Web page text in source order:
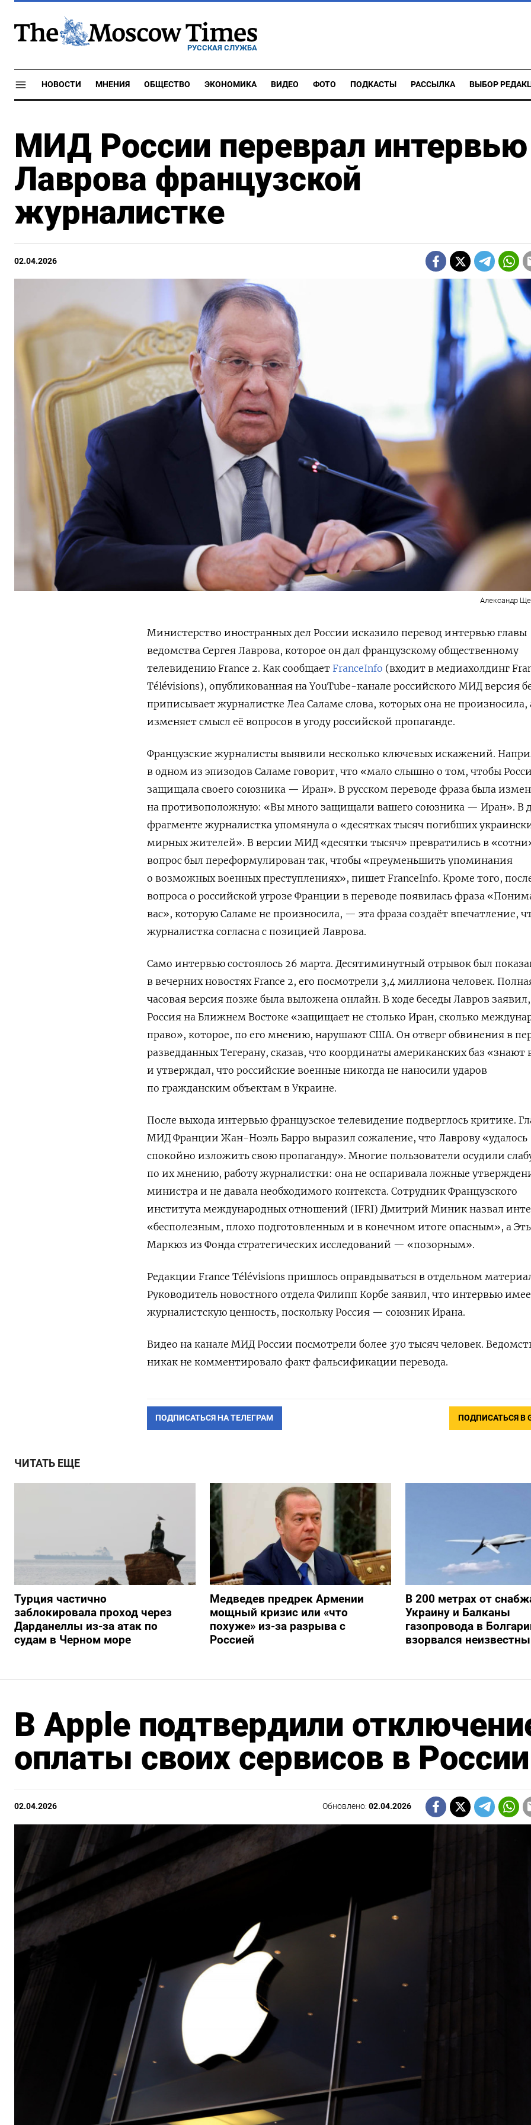
РУССКАЯ СЛУЖБА
НОВОСТИ МНЕНИЯ ОБЩЕСТВО ЭКОНОМИКА ВИДЕО ФОТО ПОДКАСТЫ РАССЫЛКА ВЫБОР
МИД России переврал интервью
Лаврова французской
журналистке
02.04.2026
Александр
Министерство иностранных дел России исказило перевод интервью главы
ведомства Сергея Лаврова, которое он дал французскому общественному
телевидению France 2. Как сообщает FranceInfo (входит в медиахолдинг
Télévisions), опубликованная на YouTube-канале российского МИД версия
приписывает журналистке Леа Саламе слова, которых она не произносила,
изменяет смысл её вопросов в угоду российской пропаганде.
Французские журналисты выявили несколько ключевых искажений.
в одном из эпизодов Саламе говорит, что «мало слышно о том, чтобы
защищала своего союзника — Иран». В русском переводе фраза была
на противоположную: «Вы много защищали вашего союзника — Иран». В
фрагменте журналистка упомянула о «десятках тысяч погибших
мирных жителей». В версии МИД «десятки тысяч» превратились в
вопрос был переформулирован так, чтобы «преуменьшить упоминания
о возможных военных преступлениях», пишет FranceInfo. Кроме того,
вопроса о российской угрозе Франции в переводе появилась фраза
вас», которую Саламе не произносила, — эта фраза создаёт впечатление,
журналистка согласна с позицией Лаврова.
Само интервью состоялось 26 марта. Десятиминутный отрывок был
в вечерних новостях France 2, его посмотрели 3,4 миллиона человек.
часовая версия позже была выложена онлайн. В ходе беседы Лавров
Россия на Ближнем Востоке «защищает не столько Иран, сколько
право», которое, по его мнению, нарушают США. Он отверг обвинения в
разведданных Тегерану, сказав, что координаты американских баз «знают
и утверждал, что российские военные никогда не наносили ударов
по гражданским объектам в Украине.
После выхода интервью французское телевидение подверглось критике.
МИД Франции Жан-Ноэль Барро выразил сожаление, что Лаврову «удалось
спокойно изложить свою пропаганду». Многие пользователи осудили
по их мнению, работу журналистки: она не оспаривала ложные
министра и не давала необходимого контекста. Сотрудник Французского
института международных отношений (IFRI) Дмитрий Миник назвал
«бесполезным, плохо подготовленным и в конечном итоге опасным», а
Маркюз из Фонда стратегических исследований — «позорным».
Редакции France Télévisions пришлось оправдываться в отдельном
Руководитель новостного отдела Филипп Корбе заявил, что интервью
журналистскую ценность, поскольку Россия — союзник Ирана.
Видео на канале МИД России посмотрели более 370 тысяч человек.
никак не комментировало факт фальсификации перевода.
ПОДПИСАТЬСЯ НА ТЕЛЕГРАМ ПОДПИСАТЬСЯ В
ЧИТАТЬ ЕЩЕ
Турция частично
заблокировала проход через
Дарданеллы из-за атак по
судам в Черном море
Медведев предрек Армении
мощный кризис или «что
похуже» из-за разрыва с
Россией
В 200 метрах от
Украину и Балканы
газопровода в
взорвался
В Apple подтвердили
оплаты своих сервисов в России
02.04.2026 Обновлено:02.04.2026